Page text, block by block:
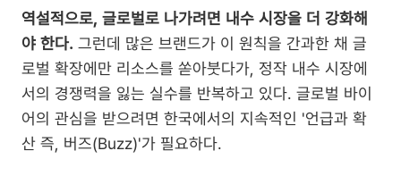
역설적으로, 글로벌로 나가려면 내수 시장을 더 강화해
야 한다. 그런데 많은 브랜드가 이 원칙을 간과한 채 글
로벌 확장에만 리소스를 쏟아붓다가, 정작 내수 시장에
서의 경쟁력을 잃는 실수를 반복하고 있다. 글로벌 바이
어의 관심을 받으려면 한국에서의 지속적인 '언급과 확
산 즉, 버즈(Buzz)'가 필요하다.